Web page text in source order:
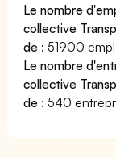
Le nombre
collective
de : 51900
Le nombre
collective
de : 540